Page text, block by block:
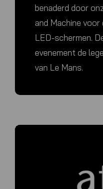
benaderd door
and Machine
LED-schermen.
evenement de
van Le Mans.